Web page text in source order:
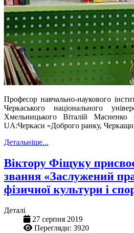
Професор навчально-наукового
Черкаського національного
Хмельницького Віталій Масненко
UA:Черкаси «Доброго ранку,
Детальніше...
Віктору Фіщуку
звання «Заслужений
фізичної культури і
Деталі
27 серпня 2019
Перегляди: 3920